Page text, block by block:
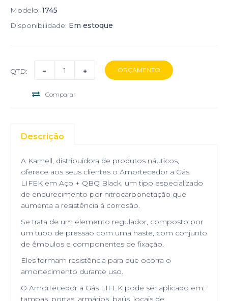
Modelo: 1745
Disponibilidade: Em estoque
QTD:
Comparar
Descrição
A Kamell, distribuidora de produtos náuticos,
oferece aos seus clientes o Amortecedor a Gás
LIFEK em Aço + QBQ Black, um tipo especializado
de endurecimento por nitrocarbonetação que
aumenta a resistência à corrosão.
Se trata de um elemento regulador, composto por
um tubo de pressão com uma haste, com conjunto
de êmbulos e componentes de fixação.
Eles formam resistência para que ocorra o
amortecimento durante uso.
O Amortecedor a Gás LIFEK pode ser aplicado em:
tampas, portas, armários, baús, locais de